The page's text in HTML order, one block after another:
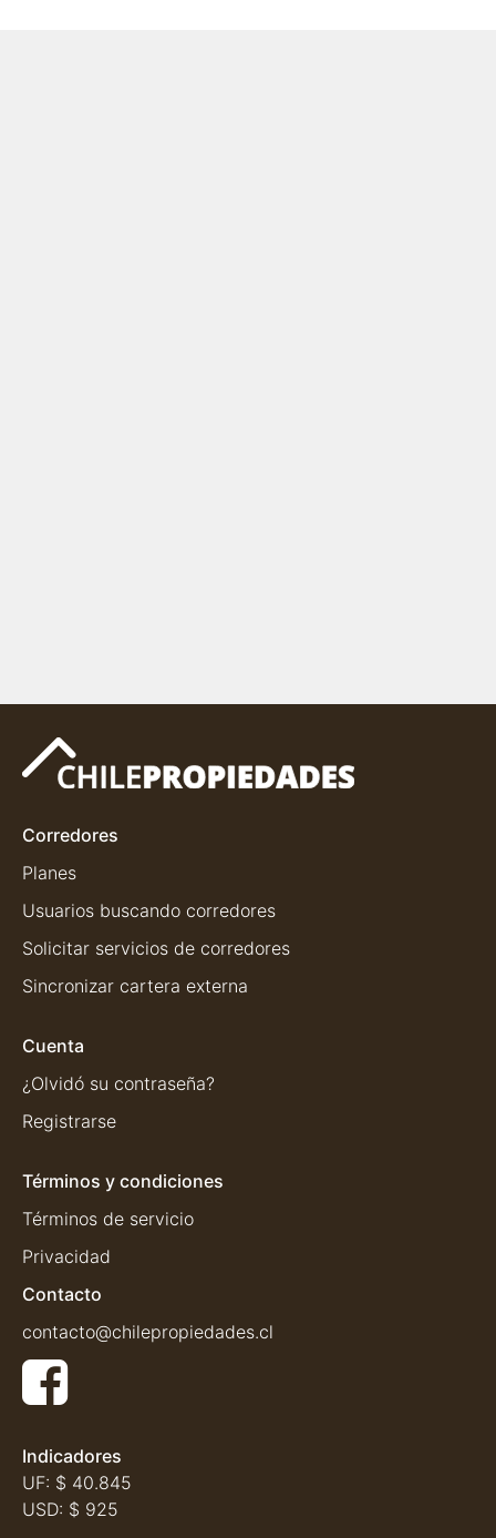
Corredores
Planes
Usuarios buscando corredores
Solicitar servicios de corredores
Sincronizar cartera externa
Cuenta
¿Olvidó su contraseña?
Registrarse
Términos y condiciones
Términos de servicio
Privacidad
Contacto
contacto@chilepropiedades.cl
Indicadores
UF: $ 40.845
USD: $ 925